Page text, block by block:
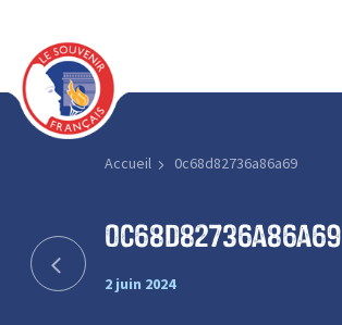
Accueil 0c68d82736a86a69
0c68d82736a86a69
2 juin 2024